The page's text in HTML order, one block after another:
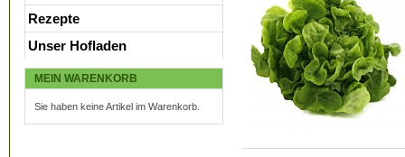
Rezepte
Unser Hofladen
MEIN WARENKORB
Sie haben keine Artikel im Warenkorb.